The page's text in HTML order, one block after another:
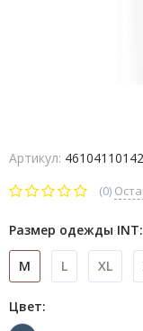
Артикул:
(0)
Размер одежды INT:
M L XL
Цвет: